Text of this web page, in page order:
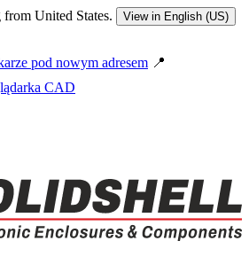
United States. View in English (US)
pod nowym adresem 📍
CAD